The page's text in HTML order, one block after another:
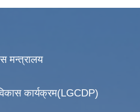
मन्त्रालय
कार्यक्रम(LGCDP)